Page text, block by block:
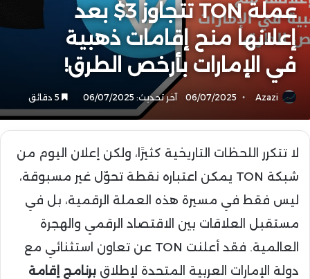
عملة TON تتجاوز 3$ بعد
إعلانها منح إقامات ذهبية
في الإمارات بأرخص الطرق!
Azazi
06/07/2025 آخر تحديث: 06/07/2025
لا تتكرر اللحظات التاريخية كثيرًا، ولكن إعلان اليوم من
شبكة TON يمكن اعتباره نقطة تحوّل غير مسبوقة،
ليس فقط في مسيرة هذه العملة الرقمية، بل في
مستقبل العلاقات بين الاقتصاد الرقمي والهجرة
العالمية. فقد أعلنت TON عن تعاون استثنائي مع
دولة الإمارات العربية المتحدة لإطلاق برنامج إقامة